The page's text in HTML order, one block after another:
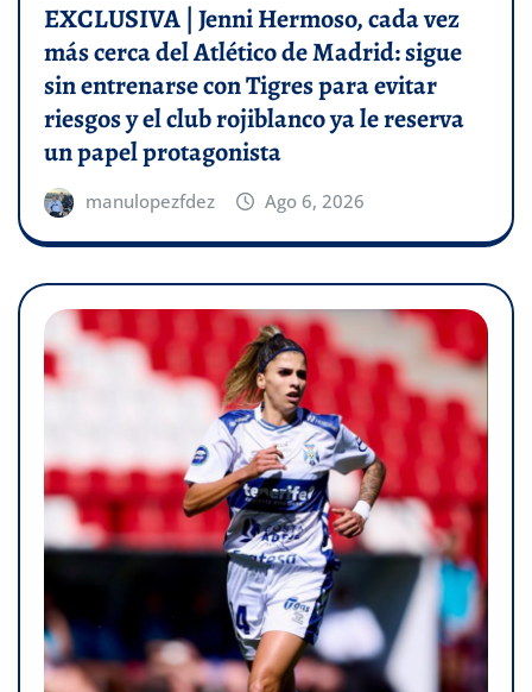
EXCLUSIVA | Jenni Hermoso, cada vez
más cerca del Atlético de Madrid: sigue
sin entrenarse con Tigres para evitar
riesgos y el club rojiblanco ya le reserva
un papel protagonista
manulopezfdez Ago 6, 2026